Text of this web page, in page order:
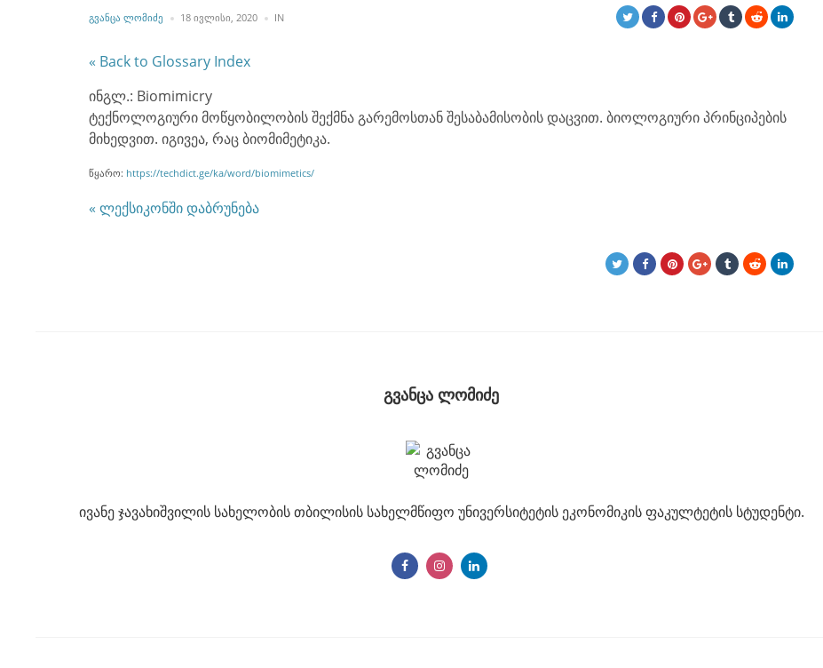
POSTED
ᲒᲕᲐᲜᲪᲐ ᲚᲝᲛᲘᲫᲔ 18 ᲘᲕᲚᲘᲡᲘ, 2020 INPOSTED
« Back to Glossary Index
ინგლ.: Biomimicry
ტექნოლოგიური მოწყობილობის შექმნა გარემოსთან შესაბამისობის დაცვით. ბიოლოგიური პრინციპების
მიხედვით. იგივეა, რაც ბიომიმეტიკა.
წყარო: https://techdict.ge/ka/word/biomimetics/
« ლექსიკონში დაბრუნება
გვანცა ლომიძე
ივანე ჯავახიშვილის სახელობის თბილისის სახელმწიფო უნივერსიტეტის ეკონომიკის ფაკულტეტის სტუდენტი.